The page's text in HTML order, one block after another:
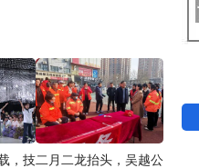
，技二月二龙抬头，吴越公